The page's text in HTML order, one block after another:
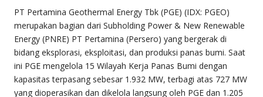
PT Pertamina Geothermal Energy Tbk (PGE) (IDX: PGEO)
merupakan bagian dari Subholding Power & New Renewable
Energy (PNRE) PT Pertamina (Persero) yang bergerak di
bidang eksplorasi, eksploitasi, dan produksi panas bumi. Saat
ini PGE mengelola 15 Wilayah Kerja Panas Bumi dengan
kapasitas terpasang sebesar 1.932 MW, terbagi atas 727 MW
yang dioperasikan dan dikelola langsung oleh PGE dan 1.205